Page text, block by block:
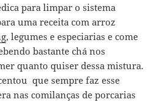
para limpar o sistema
uma receita com arroz
, legumes e especiarias e come
bastante chá nos
quanto quiser dessa mistura.
que sempre faz esse
nas comilanças de porcarias